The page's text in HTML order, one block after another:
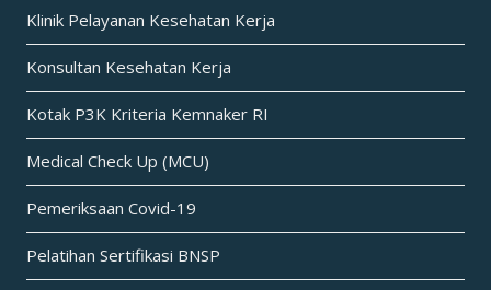
Klinik Pelayanan Kesehatan Kerja
Konsultan Kesehatan Kerja
Kotak P3K Kriteria Kemnaker RI
Medical Check Up (MCU)
Pemeriksaan Covid-19
Pelatihan Sertifikasi BNSP